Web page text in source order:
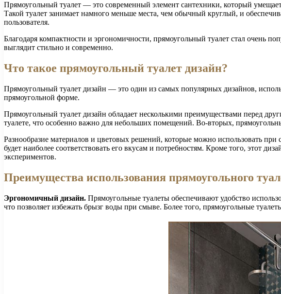
Прямоугольный туалет — это современный элемент сантехники, который
Такой туалет занимает намного меньше места, чем обычный круглый, и
пользователя.
Благодаря компактности и эргономичности, прямоугольный туалет стал очень
выглядит стильно и современно.
Что такое прямоугольный туалет дизайн?
Прямоугольный туалет дизайн — это один из самых популярных дизайнов,
прямоугольной форме.
Прямоугольный туалет дизайн обладает несколькими преимуществами перед
туалете, что особенно важно для небольших помещений. Во-вторых,
Разнообразие материалов и цветовых решений, которые можно использовать
будет наиболее соответствовать его вкусам и потребностям. Кроме того, этот
экспериментов.
Преимущества использования прямоугольного
Эргономичный дизайн. Прямоугольные туалеты обеспечивают удобство
что позволяет избежать брызг воды при смыве. Более того, прямоугольные